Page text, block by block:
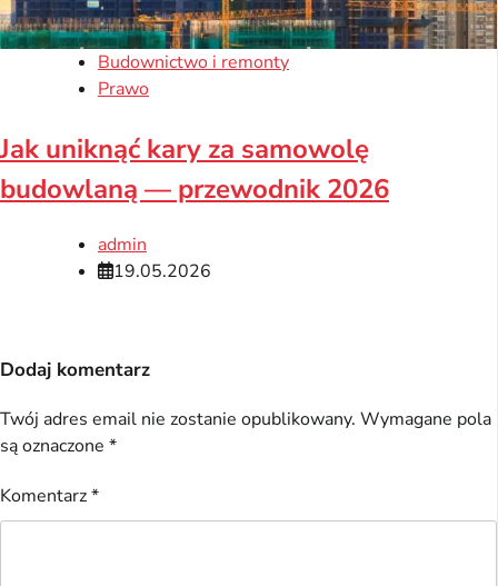
Budownictwo i remonty
Prawo
Jak uniknąć kary za samowolę
budowlaną — przewodnik 2026
admin
19.05.2026
Dodaj komentarz
Twój adres email nie zostanie opublikowany. Wymagane pola
są oznaczone *
Komentarz*